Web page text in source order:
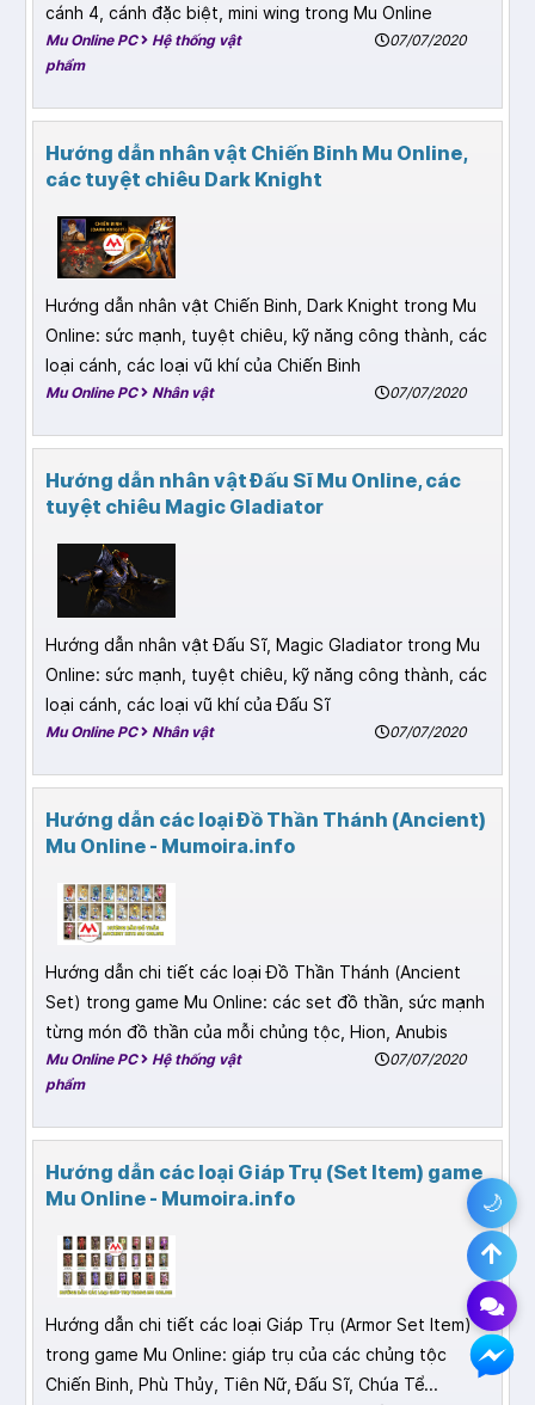
cánh 4, cánh đặc biệt, mini wing trong Mu Online
Mu Online PC
Hệ thống vật
phẩm
07/07/2020
Hướng dẫn nhân vật Chiến Binh Mu Online,
các tuyệt chiêu Dark Knight
Hướng dẫn nhân vật Chiến Binh, Dark Knight trong Mu
Online: sức mạnh, tuyệt chiêu, kỹ năng công thành, các
loại cánh, các loại vũ khí của Chiến Binh
Mu Online PC Nhân vật 07/07/2020
Hướng dẫn nhân vật Đấu Sĩ Mu Online, các
tuyệt chiêu Magic Gladiator
Hướng dẫn nhân vật Đấu Sĩ, Magic Gladiator trong Mu
Online: sức mạnh, tuyệt chiêu, kỹ năng công thành, các
loại cánh, các loại vũ khí của Đấu Sĩ
Mu Online PC Nhân vật 07/07/2020
Hướng dẫn các loại Đồ Thần Thánh (Ancient)
Mu Online - Mumoira.info
Hướng dẫn chi tiết các loại Đồ Thần Thánh (Ancient
Set) trong game Mu Online: các set đồ thần, sức mạnh
từng món đồ thần của mỗi chủng tộc, Hion, Anubis
Mu Online PC
Hệ thống vật
phẩm
07/07/2020
Hướng dẫn các loại Giáp Trụ (Set Item) game
Mu Online - Mumoira.info
Hướng dẫn chi tiết các loại Giáp Trụ (Armor Set Item)
trong game Mu Online: giáp trụ của các chủng tộc
Chiến Binh, Phù Thủy, Tiên Nữ, Đấu Sĩ, Chúa Tể...
🌙